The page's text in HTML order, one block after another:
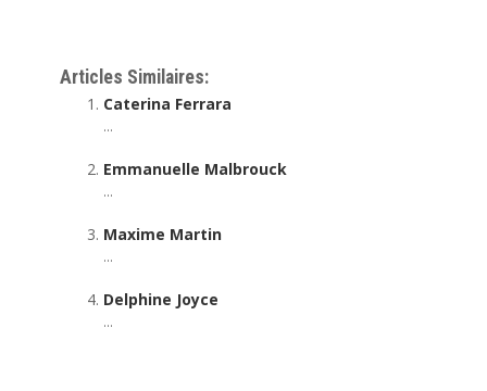
Articles Similaires:
Caterina Ferrara
...
Emmanuelle Malbrouck
...
Maxime Martin
...
Delphine Joyce
...